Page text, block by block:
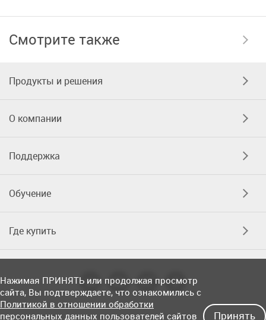
Смотрите также
Продукты и решения
О компании
Поддержка
Обучение
Где купить
Нажимая ПРИНЯТЬ или продолжая просмотр
сайта, Вы подтверждаете, что ознакомились с
Политикой в отношении обработки
персональных данных пользователей сайтов
Принять